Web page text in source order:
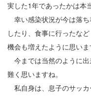
実した1年であったかは本
幸い感染状況が今は落
したり、食事に行ったな
機会も増えたように思いま
今までは当然のように
難く思いますね。
私自身は、息子のサッ
7
9
10